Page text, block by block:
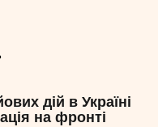
дій в Україні
на фронті